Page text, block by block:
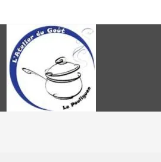
to
content